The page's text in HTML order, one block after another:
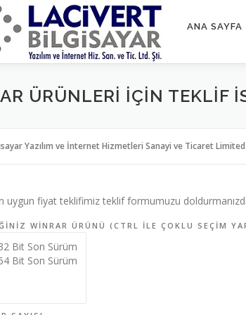
ANA SAYFA
ÜRÜNLERI IÇIN TEKLIF
Yazılım ve İnternet Hizmetleri Sanayi ve Ticaret
uygun fiyat teklifimiz teklif formumuzu
WINRAR ÜRÜNÜ (CTRL ILE ÇOKLU SEÇIM